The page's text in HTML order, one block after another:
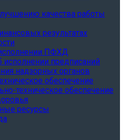
качества работы
результатах
ПФХД
исполнении предписаний
надзорных органов
обеспечение
техническое обеспечение
ресурсы